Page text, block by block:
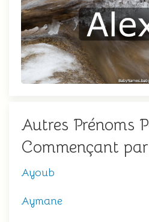
Autres Prénoms
Commençant
Ayoub
Aymane